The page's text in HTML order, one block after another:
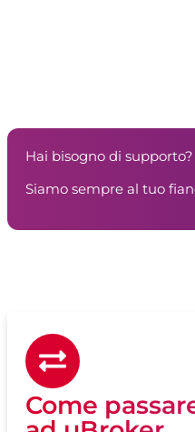
Hai bisogno di supporto?
Siamo sempre al tuo
Come